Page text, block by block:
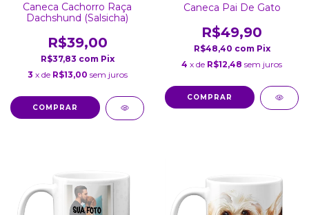
Caneca Cachorro Raça
Dachshund (Salsicha)
R$39,00
R$37,83 com Pix
3 x de R$13,00 sem juros
Caneca Pai De Gato
R$49,90
R$48,40 com Pix
4 x de R$12,48 sem juros
COMPRAR